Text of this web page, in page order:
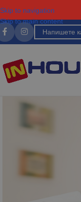
Skip to navigation
Skip to main content